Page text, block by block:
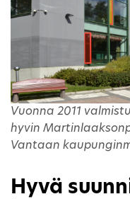
Vuonna 2011
hyvin
Vantaan
Hyvä